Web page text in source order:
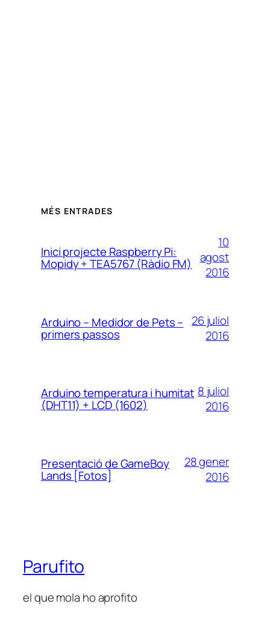
MÉS ENTRADES
Inici projecte Raspberry Pi:
Mopidy + TEA5767 (Ràdio FM)
10
agost
2016
Arduino – Medidor de Pets –
primers passos
26 juliol
2016
Arduino temperatura i humitat
(DHT11) + LCD (1602)
8 juliol
2016
Presentació de GameBoy
Lands [Fotos]
28 gener
2016
Parufito
el que mola ho aprofito